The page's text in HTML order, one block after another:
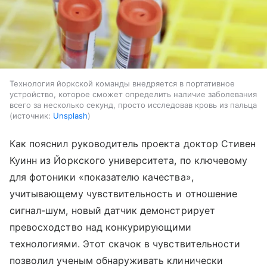
Технология йоркской команды внедряется в портативное
устройство, которое сможет определить наличие заболевания
всего за несколько секунд, просто исследовав кровь из пальца
источник: Unsplash
Как пояснил руководитель проекта доктор Стивен
Куинн из Йоркского университета, по ключевому
для фотоники «показателю качества»,
учитывающему чувствительность и отношение
сигнал-шум, новый датчик демонстрирует
превосходство над конкурирующими
технологиями. Этот скачок в чувствительности
позволил ученым обнаруживать клинически